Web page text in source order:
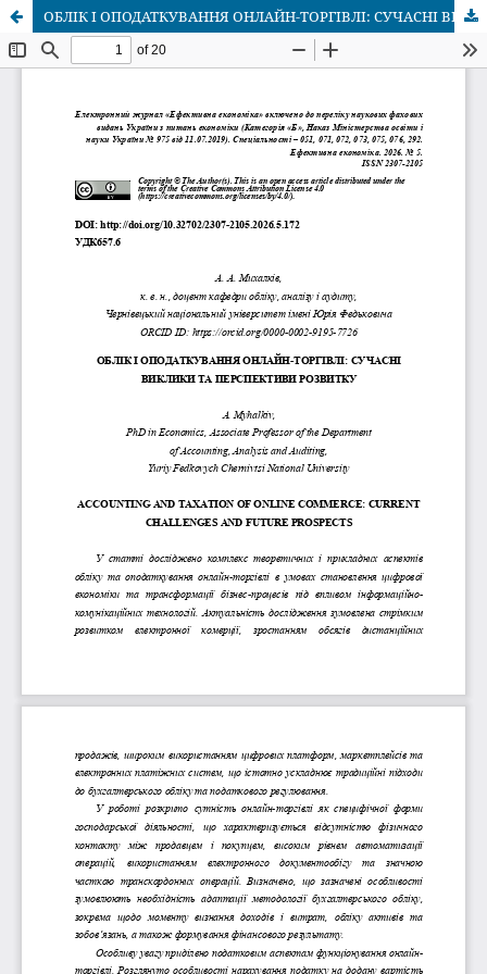
ОБЛІК І ОПОДАТКУВАННЯ ОНЛАЙН-ТОРГІВЛІ: СУЧАСНІ ВИКЛИКИ ТА ПЕРСПЕКТИВИ РОЗВИТКУ